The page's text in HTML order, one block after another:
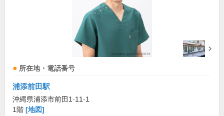
所在地・電話番号
浦添前田駅
沖縄県浦添市前田1-11-1
1階 [地図]